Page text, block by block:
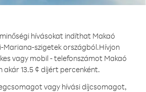
hívásokat indíthat Makaó
Mariana-szigetek országból.Hívjon
vagy mobil - telefonszámot Makaó
akár 13.5 ¢ díjért percenként.
vagy hívási díjcsomagot,